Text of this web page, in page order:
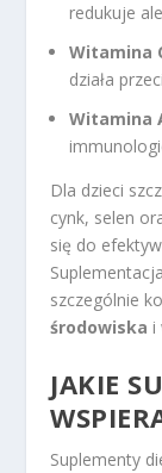
redukuje
Witamina
działa
Witamina
Dla dzieci
cynk, selen
się do
szczególnie
środowiska i
JAKIE
Suplementy